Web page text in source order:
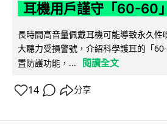
耳機用戶謹守「60-60
長時間高音量佩戴耳機可能導致永久性
大聽力受損警號，介紹科學護耳的「
置防護功能，...
閱讀全文
14 分享